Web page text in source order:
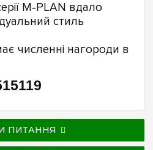
M-PLAN вдало
стиль
численні нагороди в
ПИТАННЯ